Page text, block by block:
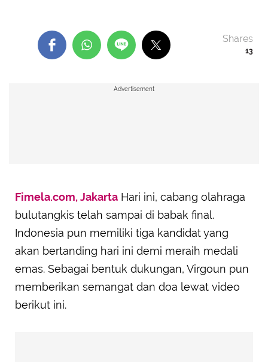
13
Shares
Advertisement
Fimela.com, Jakarta Hari ini, cabang olahraga
bulutangkis telah sampai di babak final.
Indonesia pun memiliki tiga kandidat yang
akan bertanding hari ini demi meraih medali
emas. Sebagai bentuk dukungan, Virgoun pun
memberikan semangat dan doa lewat video
berikut ini.